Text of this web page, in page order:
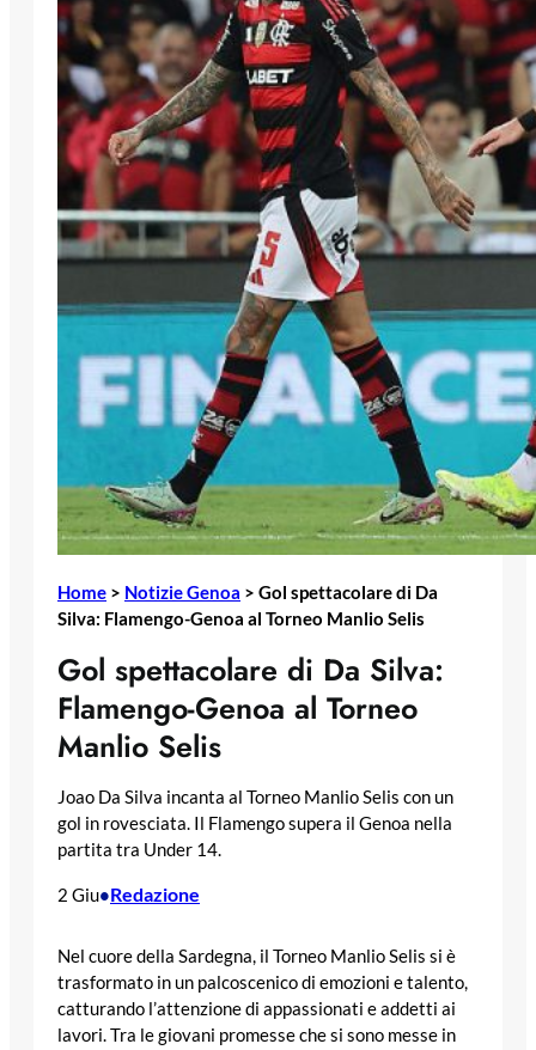
Home > Notizie Genoa > Gol spettacolare di Da
Silva: Flamengo-Genoa al Torneo Manlio Selis
Gol spettacolare di Da Silva:
Flamengo-Genoa al Torneo
Manlio Selis
Joao Da Silva incanta al Torneo Manlio Selis con un
gol in rovesciata. Il Flamengo supera il Genoa nella
partita tra Under 14.
2 Giu•Redazione
Nel cuore della Sardegna, il Torneo Manlio Selis si è
trasformato in un palcoscenico di emozioni e talento,
catturando l’attenzione di appassionati e addetti ai
lavori. Tra le giovani promesse che si sono messe in